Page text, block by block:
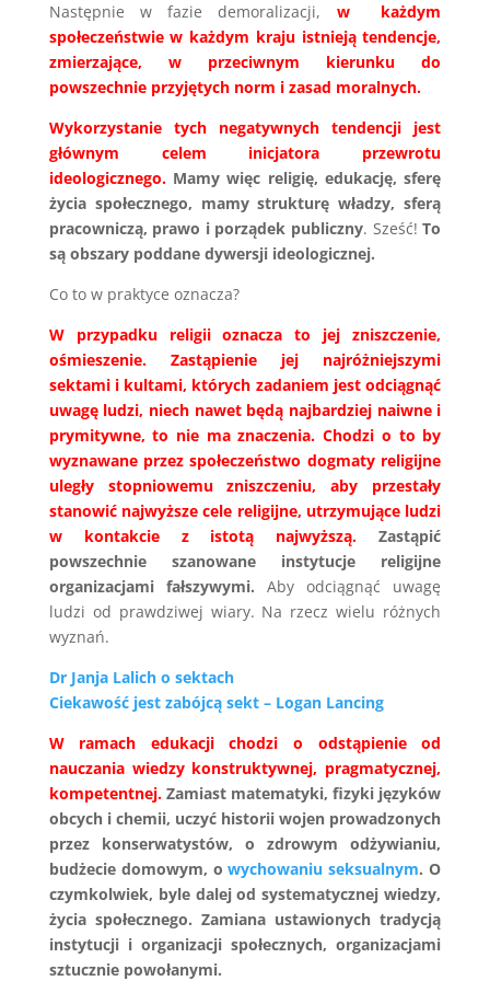
Następnie w fazie demoralizacji, w każdym
społeczeństwie w każdym kraju istnieją tendencje,
zmierzające, w przeciwnym kierunku do
powszechnie przyjętych norm i zasad moralnych.
Wykorzystanie tych negatywnych tendencji jest
głównym celem inicjatora przewrotu
ideologicznego. Mamy więc religię, edukację, sferę
życia społecznego, mamy strukturę władzy, sferą
pracowniczą, prawo i porządek publiczny. Sześć!To
są obszary poddane dywersji ideologicznej.
Co to w praktyce oznacza?
W przypadku religii oznacza to jej zniszczenie,
ośmieszenie. Zastąpienie jej najróżniejszymi
sektami i kultami, których zadaniem jest odciągnąć
uwagę ludzi, niech nawet będą najbardziej naiwne i
prymitywne, to nie ma znaczenia. Chodzi o to by
wyznawane przez społeczeństwo dogmaty religijne
uległy stopniowemu zniszczeniu, aby przestały
stanowić najwyższe cele religijne, utrzymujące ludzi
w kontakcie z istotą najwyższą.
Zastąpić
powszechnie szanowane instytucje religijne
organizacjami fałszywymi. Aby odciągnąć uwagę
ludzi od prawdziwej wiary. Na rzecz wielu różnych
wyznań.
Dr Janja Lalich o sektach
Ciekawość jest zabójcą sekt – Logan Lancing
W ramach edukacji chodzi o odstąpienie od
nauczania wiedzy konstruktywnej, pragmatycznej,
kompetentnej. Zamiast matematyki, fizyki języków
obcych i chemii, uczyć historii wojen prowadzonych
przez konserwatystów, o zdrowym odżywianiu,
budżecie domowym, owychowaniu seksualnym. O
czymkolwiek, byle dalej od systematycznej wiedzy,
życia społecznego. Zamiana ustawionych tradycją
instytucji i organizacji społecznych, organizacjami
sztucznie powołanymi.